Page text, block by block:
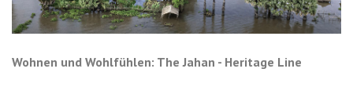
Wohnen und Wohlfühlen: The Jahan - Heritage Line